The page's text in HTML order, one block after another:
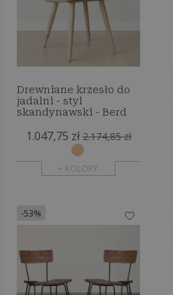
Drewniane krzesło do
jadalni - styl
skandynawski - Berd
1.047,75 zł 2.174,85 zł
+ KOLORY
-53%